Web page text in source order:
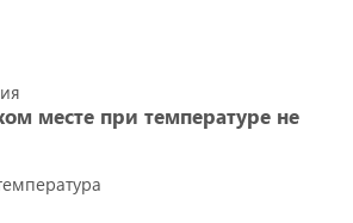
месте при температуре не